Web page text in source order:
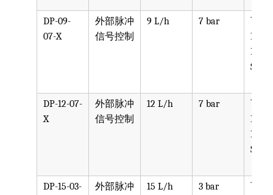
DP-09-
07-X
外部脉冲
信号控制
9 L/h 7 bar
可选
PPV,
PVDF,
SST,
DP-12-07-
X
外部脉冲
信号控制
12 L/h 7 bar
可选
PPV,
PVDF,
SST,
DP-15-03-
外部脉冲
15 L/h 3 bar
可选